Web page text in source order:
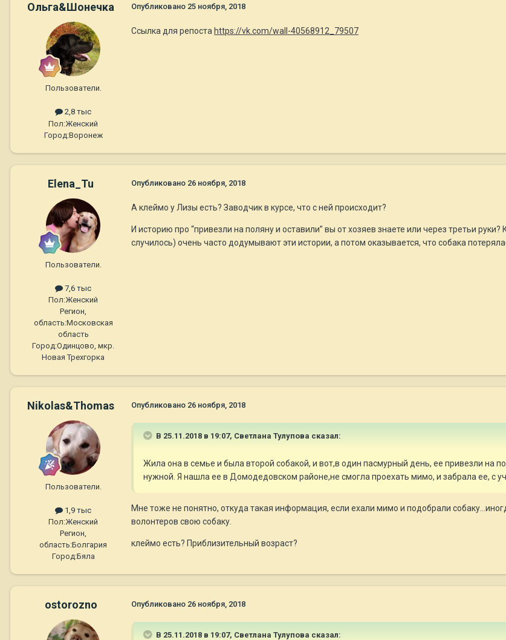
Ольга&Шонечка
Пользователи.
2,8 тыс
Пол:Женский
Город:Воронеж
Опубликовано 25 ноября, 2018
Ссылка для репоста https://vk.com/wall-40568912_79507
Elena_Tu
Пользователи.
7,6 тыс
Пол:Женский
Регион,
область:Московская
область
Город:Одинцово, мкр.
Новая Трехгорка
Опубликовано 26 ноября, 2018
А клеймо у Лизы есть? Заводчик в курсе, что с ней происходит?
И историю про “привезли на поляну и оставили” вы от хозяев знаете или через третьи
случилось) очень часто додумывают эти истории, а потом оказывается, что собака
Nikolas&Thomas
Пользователи.
1,9 тыс
Пол:Женский
Регион,
область:Болгария
Город:Бяла
Опубликовано 26 ноября, 2018
В 25.11.2018 в 19:07, Светлана Тулупова сказал:
Жила она в семье и была второй собакой, и вот,в один пасмурный день, ее привезли на
нужной. Я нашла ее в Домодедовском районе,не смогла проехать мимо, и забрала ее, с
Мне тоже не понятно, откуда такая информация, если ехали мимо и подобрали
волонтеров свою собаку.
клеймо есть? Приблизительный возраст?
ostorozno Опубликовано 26 ноября, 2018
В 25.11.2018 в 19:07, Светлана Тулупова сказал: